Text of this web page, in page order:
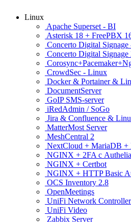
Linux
Apache Superset - BI
Asterisk 18 + FreePBX
Concerto Digital Signage
Concerto Digital
CrowdSec - Linux
Docker & Portainer &
DocumentServer
GoIP SMS-server
iRedAdmin / SoGo
Jira & Confluence &
MatterMost Server
MeshCentral 2
NextCloud + MariaDB +
NGINX + 2FA с Authelia
NGINX + Certbot
NGINX + HTTP Basic
OCS Inventory 2.8
OpenMeetings
UniFi Network Controller
UniFi Video
Zabbix Server